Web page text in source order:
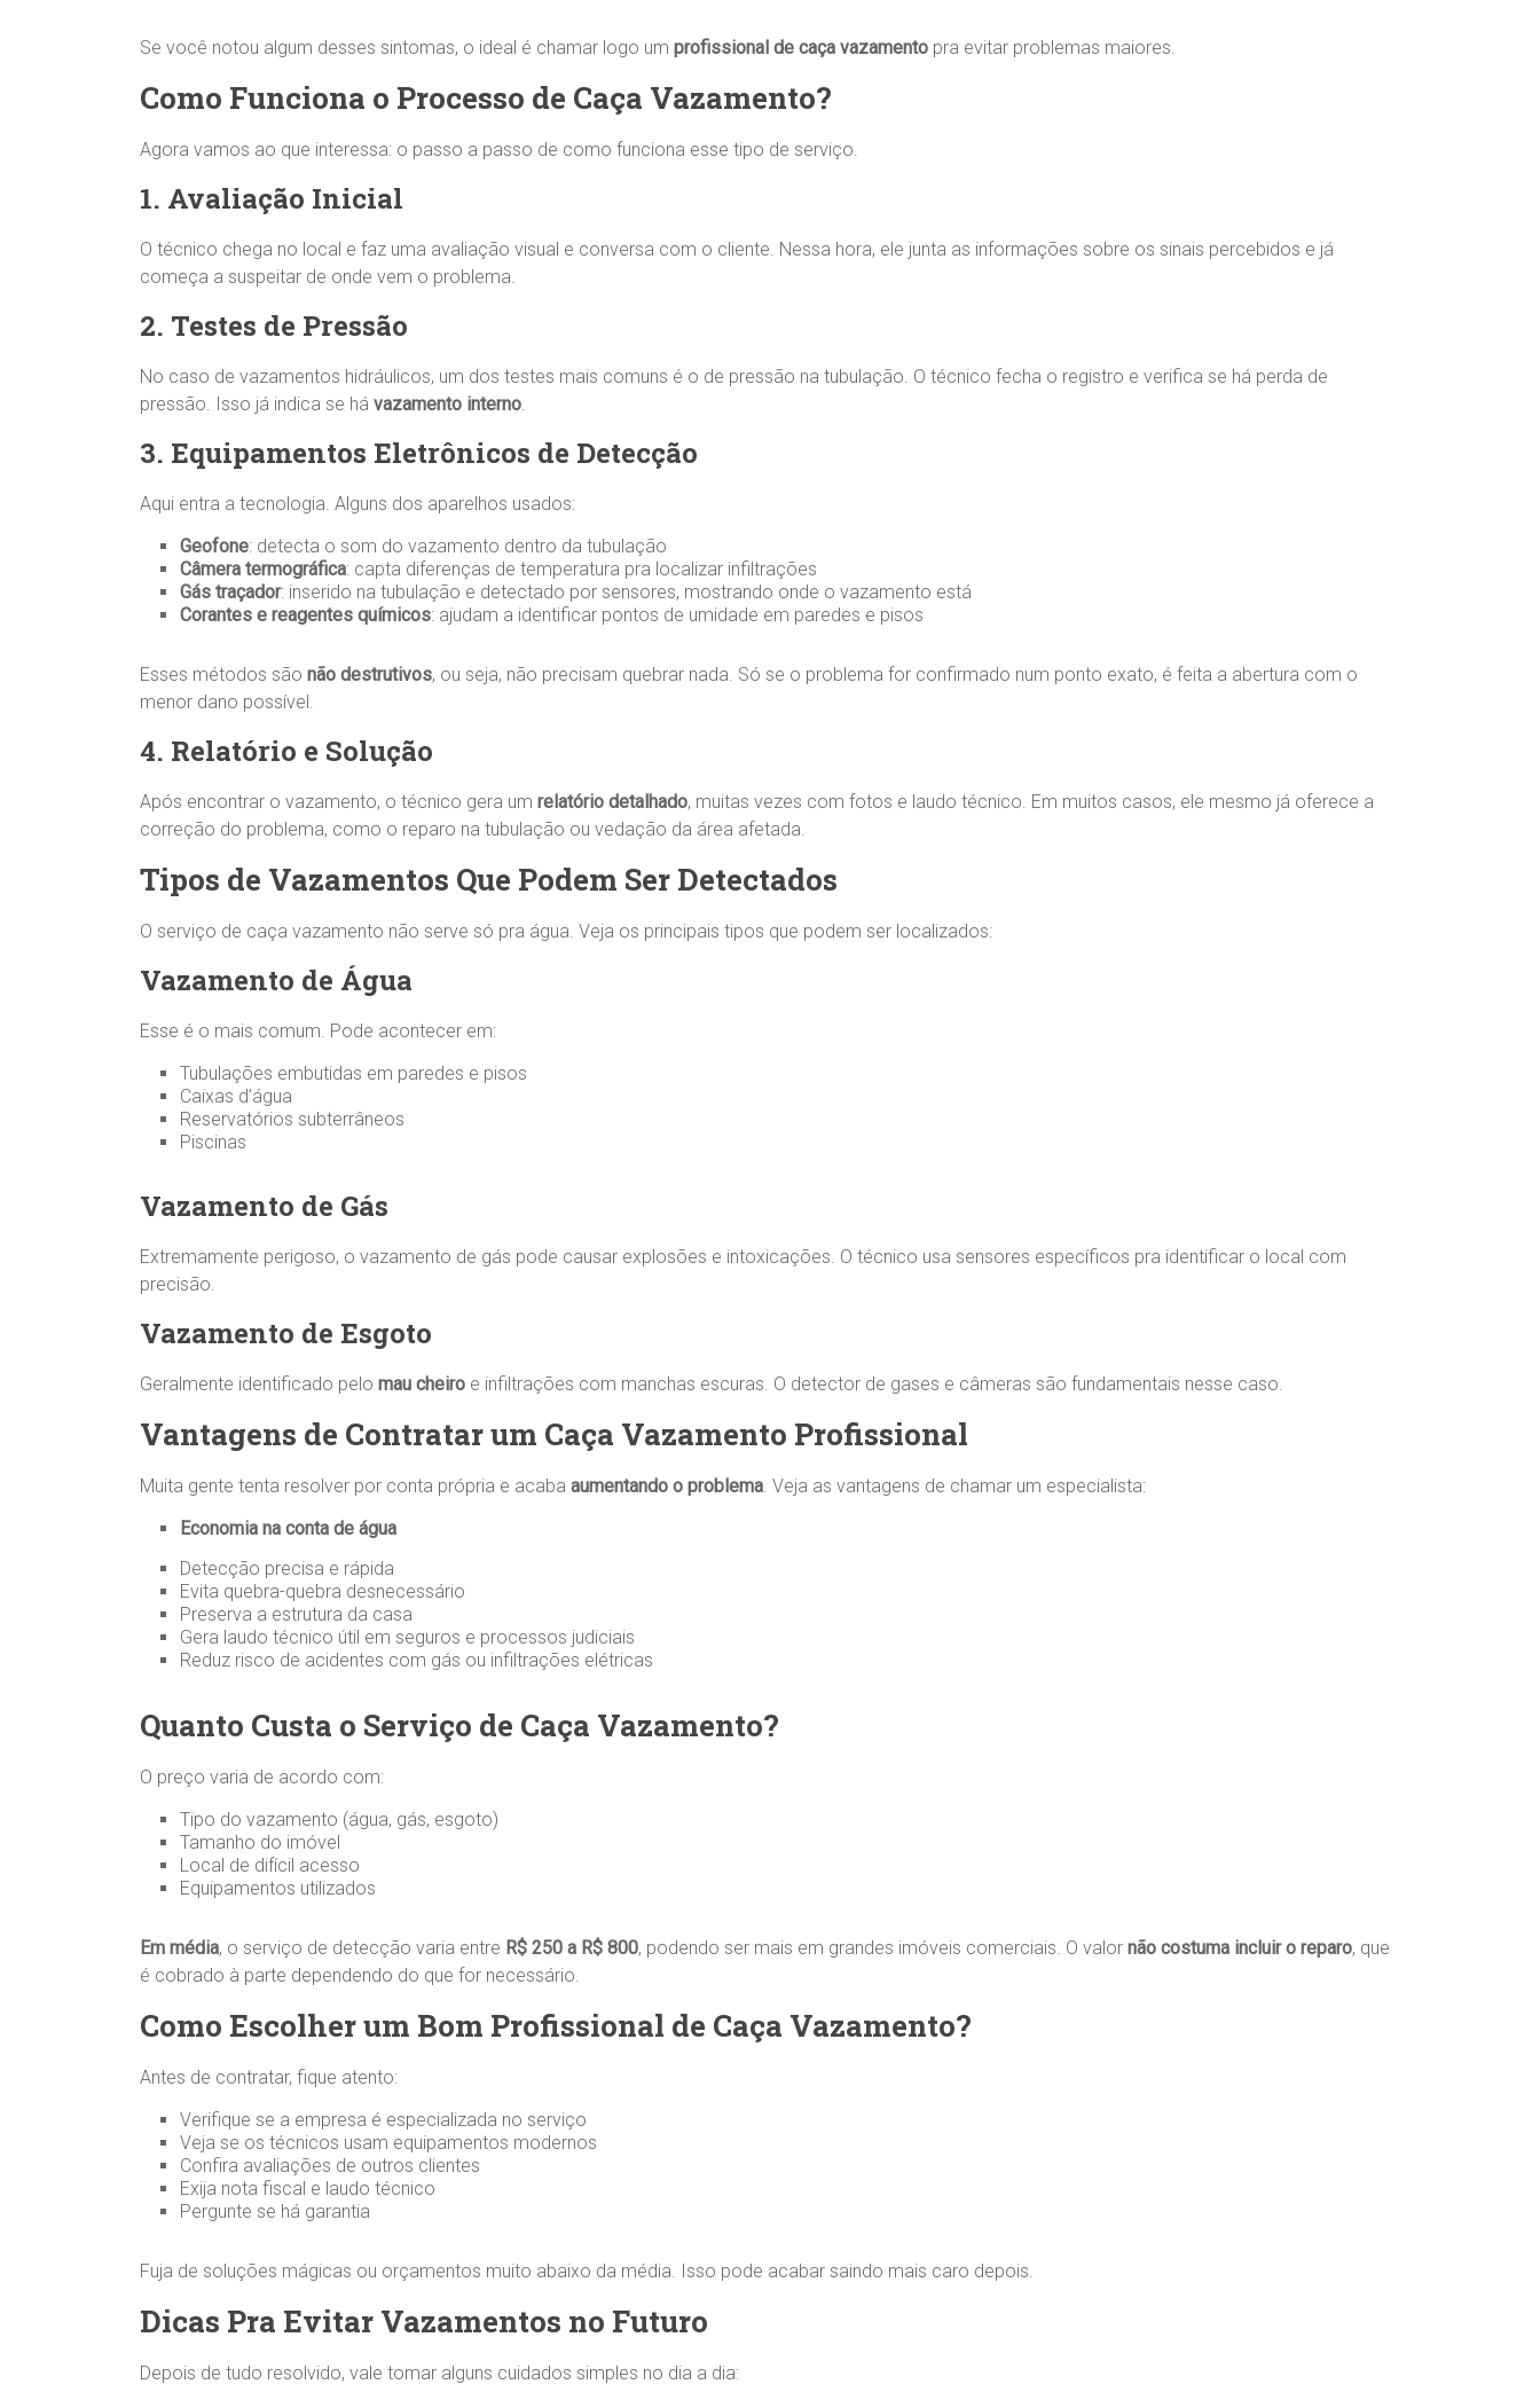
Se você notou algum desses sintomas, o ideal é chamar logo um profissional de caça vazamento pra evitar problemas maiores.
Como Funciona o Processo de Caça Vazamento?
Agora vamos ao que interessa: o passo a passo de como funciona esse tipo de serviço.
1. Avaliação Inicial
O técnico chega no local e faz uma avaliação visual e conversa com o cliente. Nessa hora, ele junta as informações sobre os sinais percebidos e já
começa a suspeitar de onde vem o problema.
2. Testes de Pressão
No caso de vazamentos hidráulicos, um dos testes mais comuns é o de pressão na tubulação. O técnico fecha o registro e verifica se há perda de
pressão. Isso já indica se há vazamento interno.
3. Equipamentos Eletrônicos de Detecção
Aqui entra a tecnologia. Alguns dos aparelhos usados:
Geofone: detecta o som do vazamento dentro da tubulação
Câmera termográfica: capta diferenças de temperatura pra localizar infiltrações
Gás traçador: inserido na tubulação e detectado por sensores, mostrando onde o vazamento está
Corantes e reagentes químicos: ajudam a identificar pontos de umidade em paredes e pisos
Esses métodos são não destrutivos, ou seja, não precisam quebrar nada. Só se o problema for confirmado num ponto exato, é feita a abertura com o
menor dano possível.
4. Relatório e Solução
Após encontrar o vazamento, o técnico gera um relatório detalhado, muitas vezes com fotos e laudo técnico. Em muitos casos, ele mesmo já oferece a
correção do problema, como o reparo na tubulação ou vedação da área afetada.
Tipos de Vazamentos Que Podem Ser Detectados
O serviço de caça vazamento não serve só pra água. Veja os principais tipos que podem ser localizados:
Vazamento de Água
Esse é o mais comum. Pode acontecer em:
Tubulações embutidas em paredes e pisos
Caixas d’água
Reservatórios subterrâneos
Piscinas
Vazamento de Gás
Extremamente perigoso, o vazamento de gás pode causar explosões e intoxicações. O técnico usa sensores específicos pra identificar o local com
precisão.
Vazamento de Esgoto
Geralmente identificado pelo mau cheiro e infiltrações com manchas escuras. O detector de gases e câmeras são fundamentais nesse caso.
Vantagens de Contratar um Caça Vazamento Profissional
Muita gente tenta resolver por conta própria e acaba aumentando o problema. Veja as vantagens de chamar um especialista:
Economia na conta de água
Detecção precisa e rápida
Evita quebra-quebra desnecessário
Preserva a estrutura da casa
Gera laudo técnico útil em seguros e processos judiciais
Reduz risco de acidentes com gás ou infiltrações elétricas
Quanto Custa o Serviço de Caça Vazamento?
O preço varia de acordo com:
Tipo do vazamento (água, gás, esgoto)
Tamanho do imóvel
Local de difícil acesso
Equipamentos utilizados
Em média, o serviço de detecção varia entre R$ 250 a R$ 800, podendo ser mais em grandes imóveis comerciais. O valor não costuma incluir o reparo, que
é cobrado à parte dependendo do que for necessário.
Como Escolher um Bom Profissional de Caça Vazamento?
Antes de contratar, fique atento:
Verifique se a empresa é especializada no serviço
Veja se os técnicos usam equipamentos modernos
Confira avaliações de outros clientes
Exija nota fiscal e laudo técnico
Pergunte se há garantia
Fuja de soluções mágicas ou orçamentos muito abaixo da média. Isso pode acabar saindo mais caro depois.
Dicas Pra Evitar Vazamentos no Futuro
Depois de tudo resolvido, vale tomar alguns cuidados simples no dia a dia: